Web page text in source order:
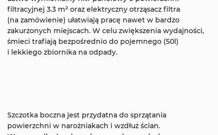
filtracyjnej 3.3 m² oraz elektryczny otrząsacz filtra
(na zamówienie) ułatwiają pracę nawet w bardzo
zakurzonych miejscach. W celu zwiększenia wydajności,
śmieci trafiają bezpośrednio do pojemnego (50l)
i lekkiego zbiornika na odpady.
Szczotka boczna jest przydatna do sprzątania
powierzchni w narożniakach i wzdłuż ścian.